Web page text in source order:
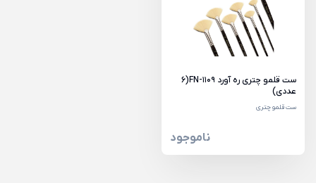
ست قلمو چتری ره آورد FN-1109(6
عددی)
ست قلمو چتری
ناموجود